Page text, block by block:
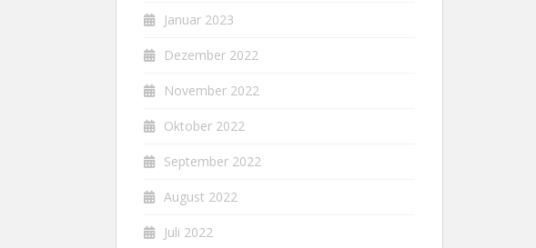
Januar 2023
Dezember 2022
November 2022
Oktober 2022
September 2022
August 2022
Juli 2022